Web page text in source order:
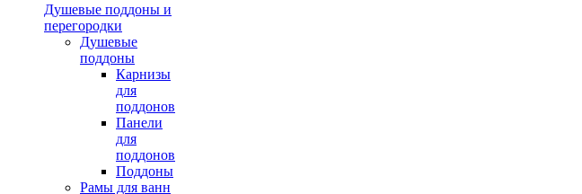
Душевые поддоны и
перегородки
Душевые
поддоны
Карнизы
для
поддонов
Панели
для
поддонов
Поддоны
Рамы для ванн